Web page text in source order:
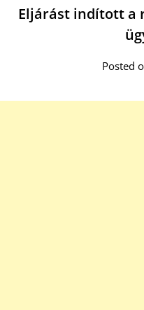
Eljárást indított a
Posted